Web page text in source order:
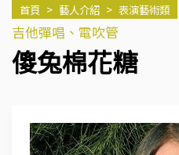
首頁 > 藝人介紹 > 表演藝術類
吉他彈唱、電吹管
傻兔棉花糖